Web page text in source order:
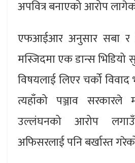
अपवित्र बनाएको आरोप
एफआईआर अनुसार सबा र
मस्जिदमा एक डान्स भिडियो
विषयलाई लिएर चर्को
त्यहाँको पञ्जाव सरकारले
उल्लंघनको आरोप
अफिसरलाई पनि बर्खास्त